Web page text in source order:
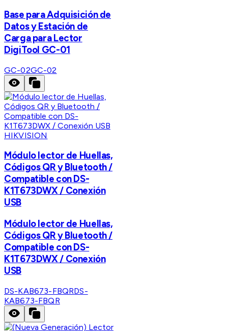
Base para Adquisición de
Datos y Estación de
Carga para Lector
DigiTool GC-01
GC-02GC-02
HIKVISION
Módulo lector de Huellas,
Códigos QR y Bluetooth /
Compatible con DS-
K1T673DWX / Conexión
USB
Módulo lector de Huellas,
Códigos QR y Bluetooth /
Compatible con DS-
K1T673DWX / Conexión
USB
DS-KAB673-FBQRDS-
KAB673-FBQR